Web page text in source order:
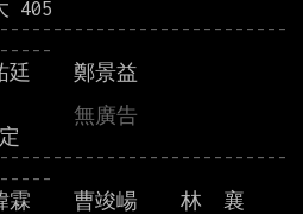
廷    鄭景益
無廣告
霖    曹竣崵    林　襄